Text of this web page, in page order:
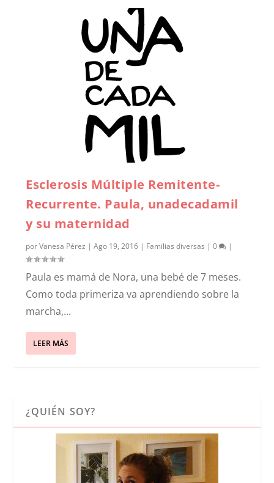
Esclerosis Múltiple Remitente-
Recurrente. Paula, unadecadamil
y su maternidad
porVanesa Pérez |Ago 19, 2016 | Familias diversas |0 |
Paula es mamá de Nora, una bebé de 7 meses.
Como toda primeriza va aprendiendo sobre la
marcha,...
LEER MÁS
¿QUIÉN SOY?